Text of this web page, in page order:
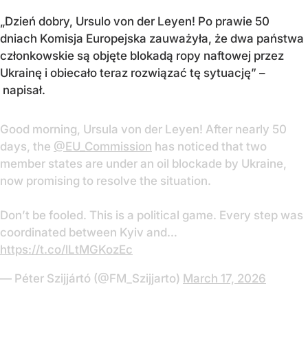
„Dzień dobry, Ursulo von der Leyen! Po prawie 50
dniach Komisja Europejska zauważyła, że dwa państwa
członkowskie są objęte blokadą ropy naftowej przez
Ukrainę i obiecało teraz rozwiązać tę sytuację” –
napisał.
Good morning, Ursula von der Leyen! After nearly 50
days, the @EU_Commission has noticed that two
member states are under an oil blockade by Ukraine,
now promising to resolve the situation.
Don’t be fooled. This is a political game. Every step was
coordinated between Kyiv and…
https://t.co/lLtMGKozEc
— Péter Szijjártó (@FM_Szijjarto) March 17, 2026